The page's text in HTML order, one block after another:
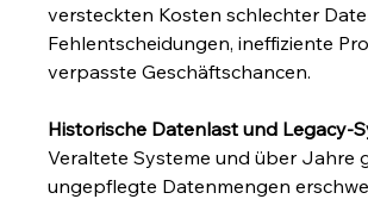
versteckten Kosten schlechter
Fehlentscheidungen, ineffiziente
verpasste Geschäftschancen.
Historische Datenlast und Legacy-
Veraltete Systeme und über Jahre
ungepflegte Datenmengen